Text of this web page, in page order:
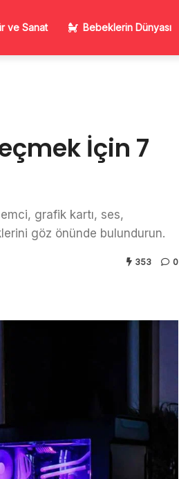
ve Sanat Bebeklerin Dünyası
İçin 7
grafik kartı, ses,
göz önünde bulundurun.
353 0